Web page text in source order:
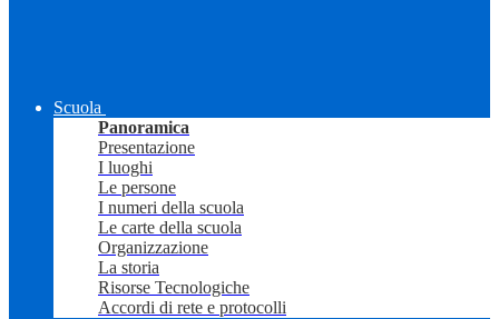
Scuola
Panoramica
Presentazione
I luoghi
Le persone
I numeri della scuola
Le carte della scuola
Organizzazione
La storia
Risorse Tecnologiche
Accordi di rete e protocolli